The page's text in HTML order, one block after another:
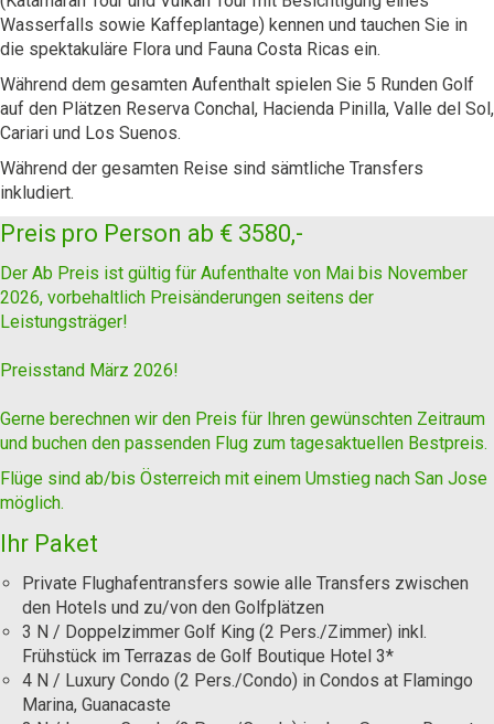
Wasserfalls sowie Kaffeplantage) kennen und tauchen Sie in
die spektakuläre Flora und Fauna Costa Ricas ein.
Während dem gesamten Aufenthalt spielen Sie 5 Runden Golf
auf den Plätzen Reserva Conchal, Hacienda Pinilla, Valle del Sol,
Cariari und Los Suenos.
Während der gesamten Reise sind sämtliche Transfers
inkludiert.
Preis pro Person ab € 3580,-
Der Ab Preis ist gültig für Aufenthalte von Mai bis November
2026, vorbehaltlich Preisänderungen seitens der
Leistungsträger!
Preisstand März 2026!
Gerne berechnen wir den Preis für Ihren gewünschten Zeitraum
und buchen den passenden Flug zum tagesaktuellen Bestpreis.
Flüge sind ab/bis Österreich mit einem Umstieg nach San Jose
möglich.
Ihr Paket
Private Flughafentransfers sowie alle Transfers zwischen
den Hotels und zu/von den Golfplätzen
3 N / Doppelzimmer Golf King (2 Pers./Zimmer) inkl.
Frühstück im Terrazas de Golf Boutique Hotel 3*
4 N / Luxury Condo (2 Pers./Condo) in Condos at Flamingo
Marina, Guanacaste